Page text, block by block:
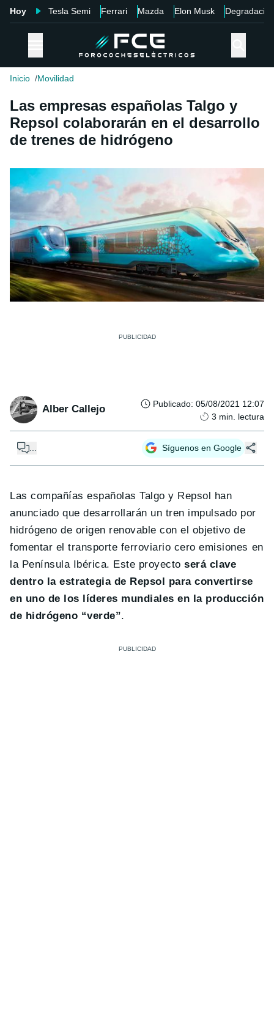
Hoy Tesla Semi Ferrari Mazda Elon Musk Degradación
Inicio Movilidad
Las empresas españolas Talgo y
Repsol colaborarán en el desarrollo
de trenes de hidrógeno
Alber Callejo Publicado: 05/08/2021 12:07
3 min. lectura
Síguenos en Google
Las compañías españolas Talgo y Repsol han
anunciado que desarrollarán un tren impulsado por
hidrógeno de origen renovable con el objetivo de
fomentar el transporte ferroviario cero emisiones en
la Península Ibérica. Este proyecto será clave
dentro la estrategia de Repsol para convertirse
en uno de los líderes mundiales en la producción
de hidrógeno “verde”.